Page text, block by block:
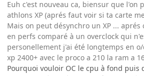
Euh c'est nouveau ca, biensur que l'on
athlons XP (aprés faut voir si ta carte
Mais on peut désynchro un XP ...
en perfs comparé à un overclock qui
personellement j'ai été longtemps en
xp 2400+ avec le proco a 210 la ram a
Pourquoi vouloir OC le cpu à fond puis